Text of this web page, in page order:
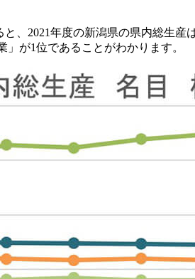
2021年度の新潟県の県内総生産
が1位であることがわかります。